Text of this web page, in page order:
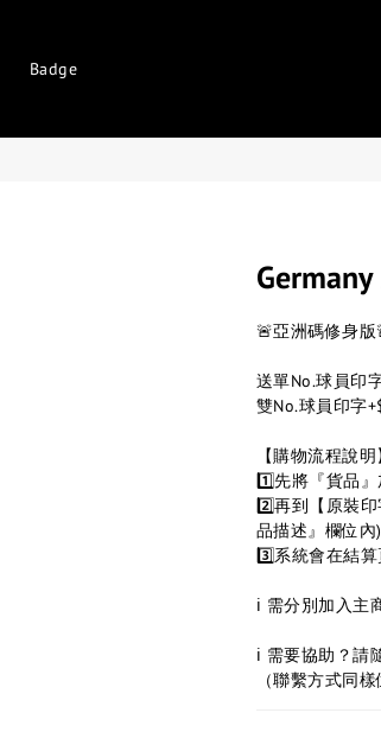
Badge
🚨亞洲碼修身版
送單No.球員印
雙No.球員印字
【購物流程說明
1️⃣先將『貨品
2️⃣再到【原裝
品描述』欄位
3️⃣系統會在結
ℹ 需分別加入主
ℹ 需要協助？請
（聯繫方式同